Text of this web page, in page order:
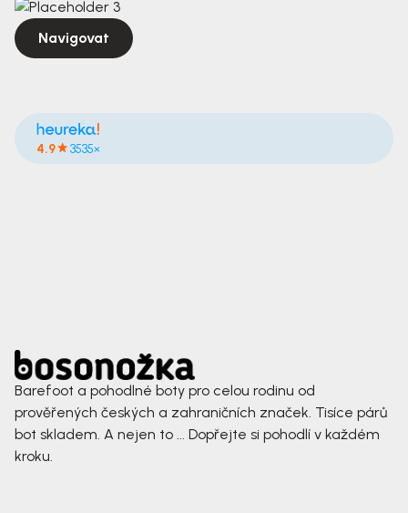
Navigovat
4.9 3535×
Barefoot a pohodlné boty pro celou rodinu od
prověřených českých a zahraničních značek. Tisíce párů
bot skladem. A nejen to ... Dopřejte si pohodlí v každém
kroku.